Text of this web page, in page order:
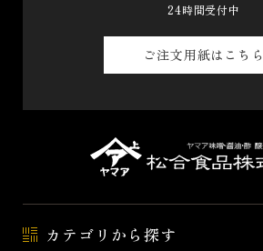
24時間受付中
ご注文用紙はこちら
カテゴリから探す